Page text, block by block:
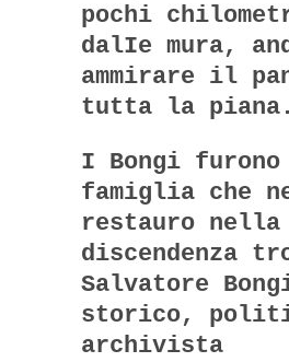
pochi
dalIe mura,
ammirare il
tutta la piana.
I Bongi
famiglia che
restauro
discendenza
Salvatore
storico,
archivista